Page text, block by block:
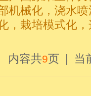
机械化，浇水
，栽培模式化
内容共9页 | 当